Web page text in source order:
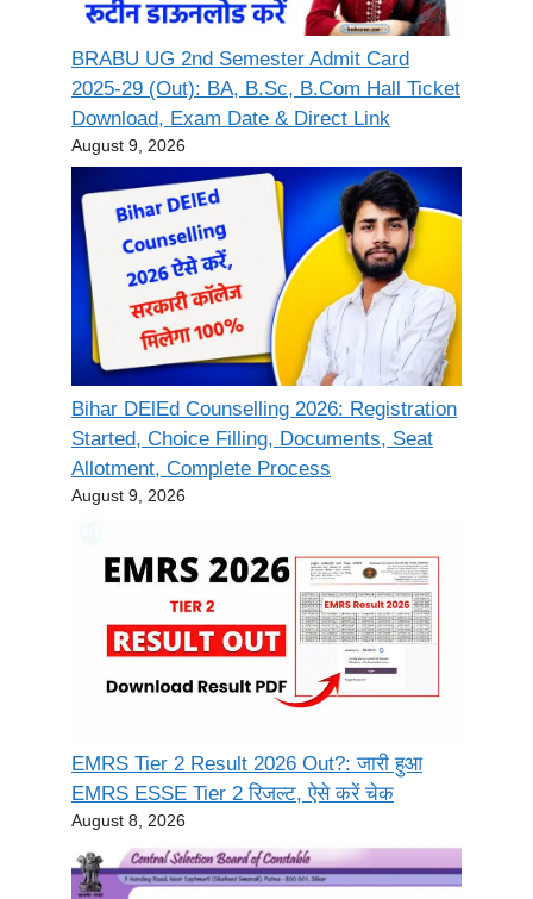
BRABU UG 2nd Semester Admit Card
2025-29 (Out): BA, B.Sc, B.Com Hall Ticket
Download, Exam Date & Direct Link
August 9, 2026
Bihar DElEd Counselling 2026: Registration
Started, Choice Filling, Documents, Seat
Allotment, Complete Process
August 9, 2026
EMRS Tier 2 Result 2026 Out?: जारी हुआ
EMRS ESSE Tier 2 रिजल्ट, ऐसे करें चेक
August 8, 2026